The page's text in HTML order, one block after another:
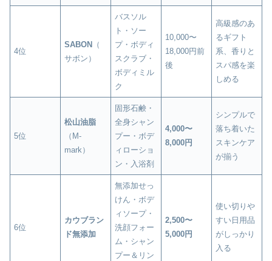
4位
SABON （
サボン）
バスソル
ト・ソー
プ・ボディ
スクラブ・
ボディミル
ク
10,000〜
18,000円前
後
高級感のあ
るギフト
系、香りと
スパ感を楽
しめる
5位
松山油脂
（M-
mark）
固形石鹸・
全身シャン
プー・ボデ
ィローショ
ン・入浴剤
4,000〜
8,000円
シンプルで
落ち着いた
スキンケア
が揃う
6位
カウブラン
ド無添加
無添加せっ
けん・ボデ
ィソープ・
洗顔フォー
ム・シャン
プー＆リン
2,500〜
5,000円
使い切りや
すい日用品
がしっかり
入る